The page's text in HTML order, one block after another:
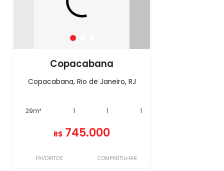
Copacabana
Copacabana, Rio de Janeiro, RJ
29m² 1 1 1
R$ 745.000
FAVORITOS COMPARTILHAR